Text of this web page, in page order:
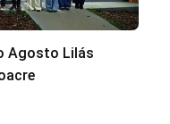
Agosto Lilás